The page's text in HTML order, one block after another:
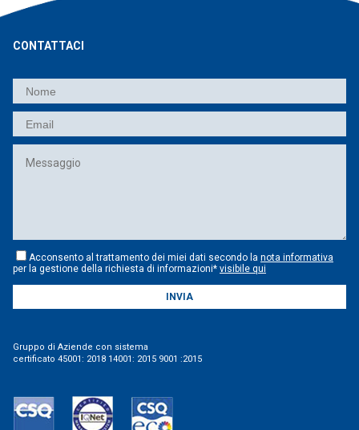
CONTATTACI
Acconsento al trattamento dei miei dati secondo la nota informativa
per la gestione della richiesta di informazioni* visibile qui
INVIA
Gruppo di Aziende con sistema
certificato 45001: 2018 14001: 2015 9001 :2015